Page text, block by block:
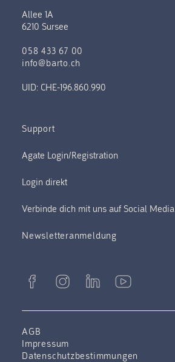
Allee 1A
6210 Sursee
058 433 67 00
info@barto.ch
UID: CHE-196.860.990
Support
Verbinde dich mit uns auf Social Media
Newsletteranmeldung
AGB
Impressum
Datenschutzbestimmungen